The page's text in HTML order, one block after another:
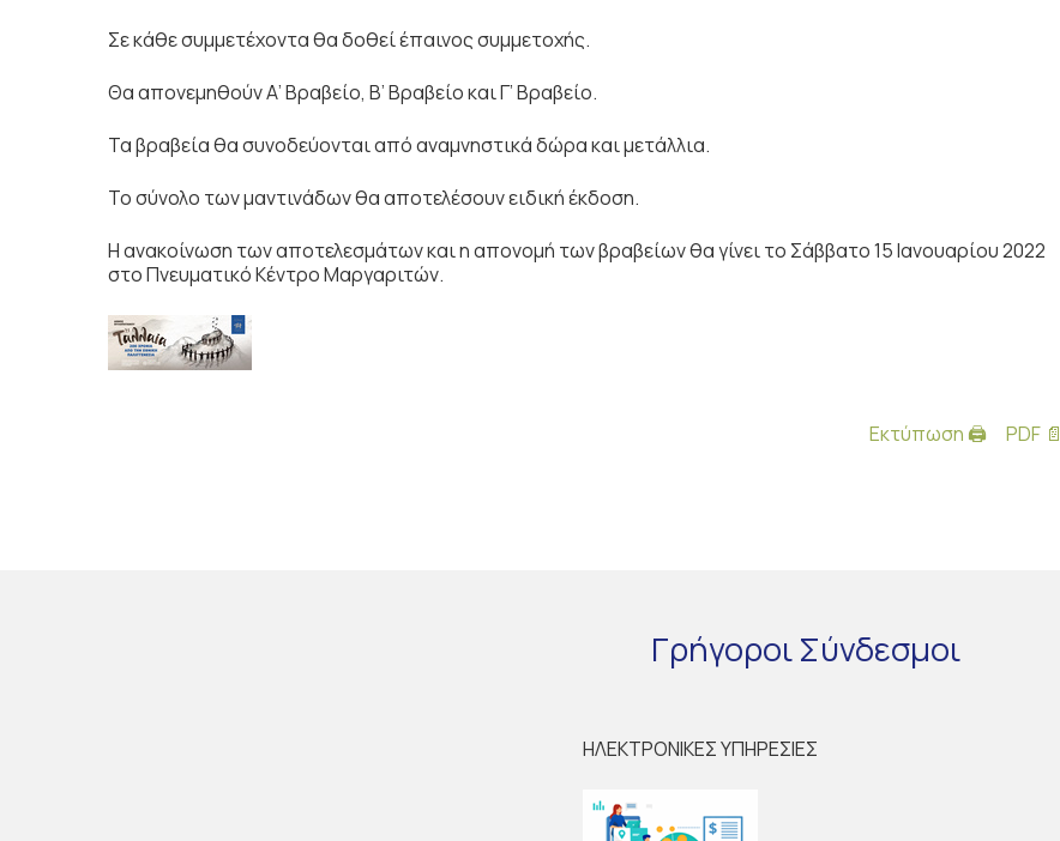
Σε κάθε συμμετέχοντα θα δοθεί έπαινος συμμετοχής.
Θα απονεμηθούν Α’ Βραβείο, Β’ Βραβείο και Γ’ Βραβείο.
Τα βραβεία θα συνοδεύονται από αναμνηστικά δώρα και μετάλλια.
Το σύνολο των μαντινάδων θα αποτελέσουν ειδική έκδοση.
Η ανακοίνωση των αποτελεσμάτων και η απονομή των βραβείων θα γίνει το Σάββατο 15 Ιανουαρίου 2022
στο Πνευματικό Κέντρο Μαργαριτών.
Εκτύπωση 🖨 PDF 📄
ΓρήγοροιΣύνδεσμοι
ΗΛΕΚΤΡΟΝΙΚΕΣ ΥΠΗΡΕΣΙΕΣ